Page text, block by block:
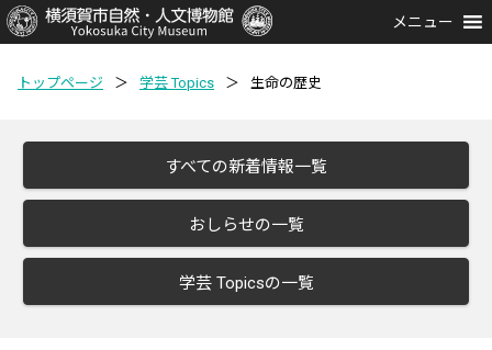
メニュー
トップページ ＞ 学芸 Topics ＞ 生命の歴史
すべての新着情報一覧
おしらせの一覧
学芸 Topicsの一覧